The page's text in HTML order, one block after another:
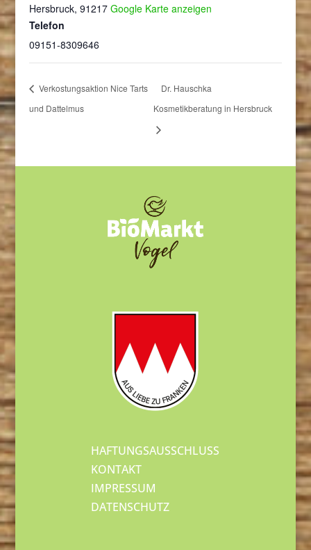
Hersbruck, 91217 Google Karte anzeigen
Telefon
09151-8309646
Verkostungsaktion Nice Tarts
und Dattelmus
Dr. Hauschka
Kosmetikberatung in Hersbruck
HAFTUNGSAUSSCHLUSS
KONTAKT
IMPRESSUM
DATENSCHUTZ